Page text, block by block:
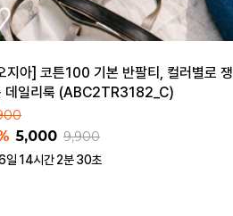
지아] 코튼100 기본 반팔티, 컬러별로 쟁
데일리룩 (ABC2TR3182_C)
5,000 9,900
일 14시간 2분 30초